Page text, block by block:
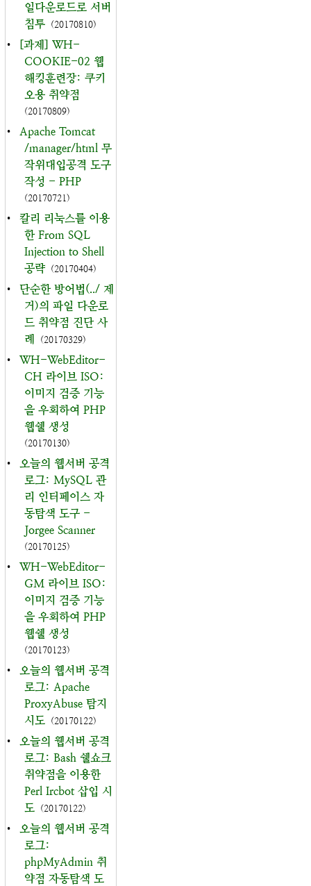
일다운로드로 서버
침투 (20170810)
•
[과제] WH-
COOKIE-02 웹
해킹훈련장: 쿠키
오용 취약점
(20170809)
•
Apache Tomcat
/manager/html 무
작위대입공격 도구
작성 - PHP
(20170721)
•
칼리 리눅스를 이용
한 From SQL
Injection to Shell
공략 (20170404)
•
단순한 방어법(../ 제
거)의 파일 다운로
드 취약점 진단 사
례
(20170329)
•
WH-WebEditor-
CH 라이브 ISO:
이미지 검증 기능
을 우회하여 PHP
웹쉘 생성
(20170130)
•
오늘의 웹서버 공격
로그: MySQL 관
리 인터페이스 자
동탐색 도구 -
Jorgee Scanner
(20170125)
•
WH-WebEditor-
GM 라이브 ISO:
이미지 검증 기능
을 우회하여 PHP
웹쉘 생성
(20170123)
•
오늘의 웹서버 공격
로그: Apache
ProxyAbuse 탐지
시도 (20170122)
•
오늘의 웹서버 공격
로그: Bash 쉘쇼크
취약점을 이용한
Perl Ircbot 삽입 시
도 (20170122)
•
오늘의 웹서버 공격
로그:
phpMyAdmin 취
약점 자동탐색 도